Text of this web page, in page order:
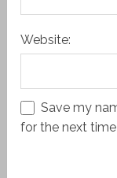
Website:
Save my
for the next